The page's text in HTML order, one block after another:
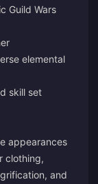
Guild Wars
elemental
skill set
appearances
clothing,
and